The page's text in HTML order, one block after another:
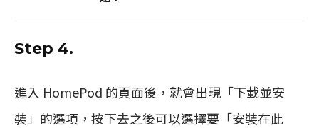
Step 4.
進入 HomePod 的頁面後，就會出現「下載並安
裝」的選項，按下去之後可以選擇要「安裝在此